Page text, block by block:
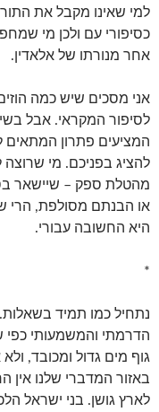
למי שאינו מקבל את
כסיפורי עם ולכן מי
אחר מנורתו של אלאדין.
אני מסכים שיש כמה
לסיפור המקראי. אבל
המציעים פתרון המתאים
להציג בפניכם. מי
מהטלת ספק – שיישאר
או הבנתם מסולפת, הרי
היא החשובה עבורי.
*
נתחיל כמו תמיד
הדרמתי והמשמעותי כפי
גוף מים גדול ומכובד,
באזור המדברי שלנו אין
לארץ גושן. בני ישראל